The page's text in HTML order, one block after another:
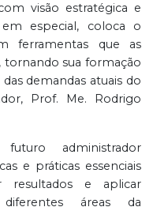
visão estratégica e
em especial, coloca o
ferramentas que as
tornando sua formação
demandas atuais do
Prof. Me. Rodrigo
administrador
e práticas essenciais
resultados e aplicar
áreas da